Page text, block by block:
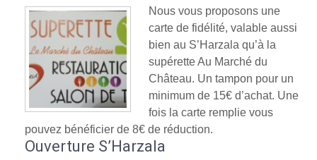
Nous vous proposons une
carte de fidélité, valable aussi
bien au S’Harzala qu’à la
supérette Au Marché du
Château. Un tampon pour un
minimum de 15€ d’achat. Une
fois la carte remplie vous
pouvez bénéficier de 8€ de réduction.
Ouverture S’Harzala